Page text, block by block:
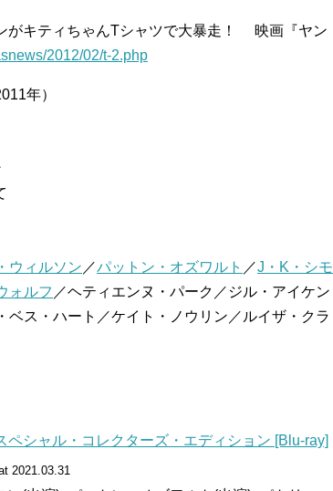
がキティちゃんTシャツで大暴走！ 映画『ヤン
2012/02/t-2.php
年）
ウィルソン ／パットン・オズワルト ／J・K・シモ
ォルフ ／ヘティエンヌ・パーク／ジル・アイケン
ス・ハート／ケイト・ノウリン／ルイザ・クラ
ペシャル・コレクターズ・エディション [Blu-ray]
2021.03.31